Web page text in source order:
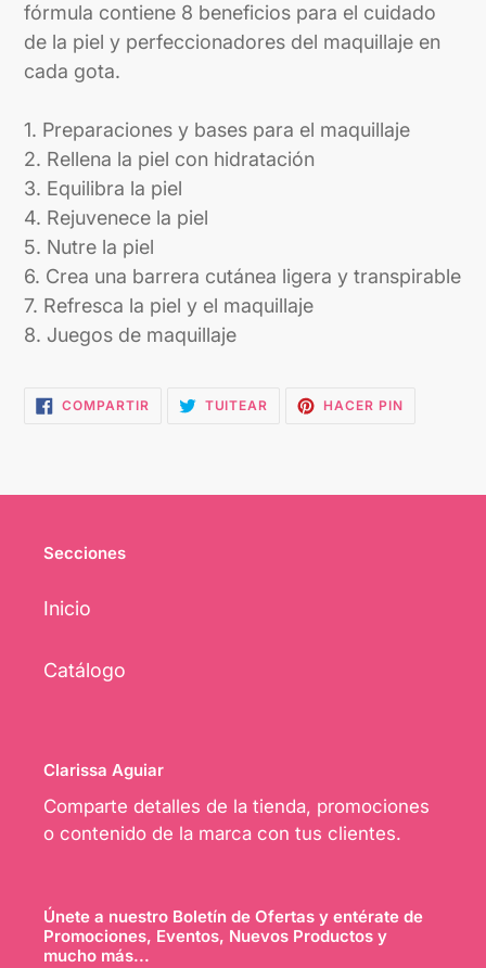
fórmula contiene 8 beneficios para el cuidado
de la piel y perfeccionadores del maquillaje en
cada gota.
1. Preparaciones y bases para el maquillaje
2. Rellena la piel con hidratación
3. Equilibra la piel
4. Rejuvenece la piel
5. Nutre la piel
6. Crea una barrera cutánea ligera y transpirable
7. Refresca la piel y el maquillaje
8. Juegos de maquillaje
COMPARTIRCOMPARTIR
EN
TUITEAR TUITEARHACER PINPINEAR
EN
Secciones
Inicio
Catálogo
Clarissa Aguiar
Comparte detalles de la tienda, promociones
o contenido de la marca con tus clientes.
Únete a nuestro Boletín de Ofertas y entérate de
Promociones, Eventos, Nuevos Productos y
mucho más...